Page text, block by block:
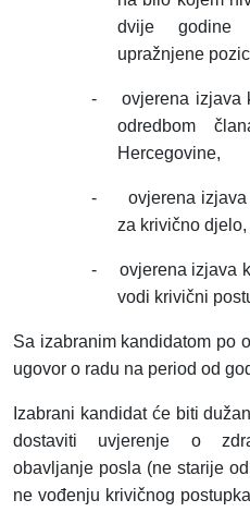
dvije godine
upražnjene
-
ovjerena izjava
odredbom
Hercegovine,
-
ovjerena
za krivično djelo,
-
ovjerena izjava
vodi krivični
Sa izabranim kandidatom po
ugovor o radu na period od
Izabrani kandidat će biti
dostaviti uvjerenje o
obavljanje posla (ne starije od
ne vođenju krivičnog